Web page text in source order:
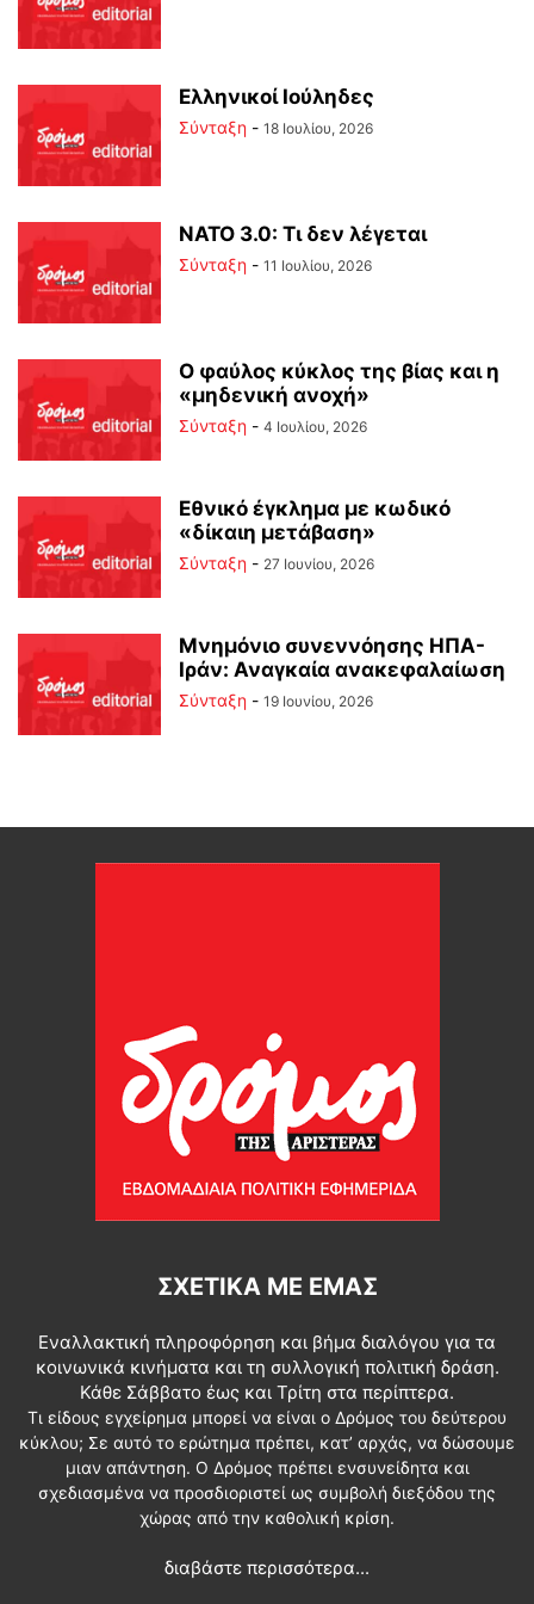
Ελληνικοί Ιούληδες
Σύνταξη - 18 Ιουλίου, 2026
ΝΑΤΟ 3.0: Τι δεν λέγεται
Σύνταξη - 11 Ιουλίου, 2026
Ο φαύλος κύκλος της βίας και η
«μηδενική ανοχή»
Σύνταξη - 4 Ιουλίου, 2026
Εθνικό έγκλημα με κωδικό
«δίκαιη μετάβαση»
Σύνταξη - 27 Ιουνίου, 2026
Μνημόνιο συνεννόησης ΗΠΑ-
Ιράν: Αναγκαία ανακεφαλαίωση
Σύνταξη - 19 Ιουνίου, 2026
ΣΧΕΤΙΚΆ ΜΕ ΕΜΆΣ
Εναλλακτική πληροφόρηση και βήμα διαλόγου για τα
κοινωνικά κινήματα και τη συλλογική πολιτική δράση.
Κάθε Σάββατο έως και Τρίτη στα περίπτερα.
Τι είδους εγχείρημα μπορεί να είναι ο Δρόμος του δεύτερου
κύκλου; Σε αυτό το ερώτημα πρέπει, κατ’ αρχάς, να δώσουμε
μιαν απάντηση. Ο Δρόμος πρέπει ενσυνείδητα και
σχεδιασμένα να προσδιοριστεί ως συμβολή διεξόδου της
χώρας από την καθολική κρίση.
διαβάστε περισσότερα...